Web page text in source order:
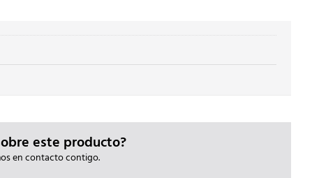
este producto?
en contacto contigo.